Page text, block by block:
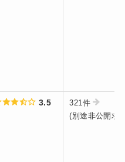
3.5
321件
(別途非公開求